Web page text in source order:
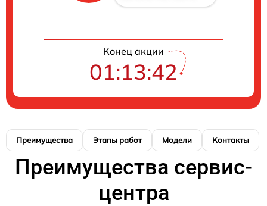
Конец акции
01:13:41
Преимущества Этапы работ Модели Контакты
Преимущества сервис-
центра